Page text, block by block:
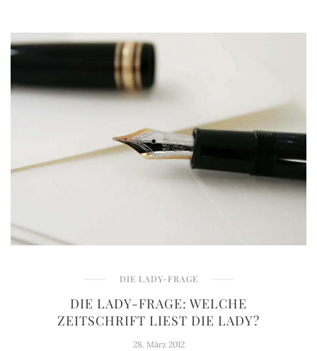
DIE LADY-FRAGE
DIE LADY-FRAGE: WELCHE
ZEITSCHRIFT LIEST DIE LADY?
28. März 2012